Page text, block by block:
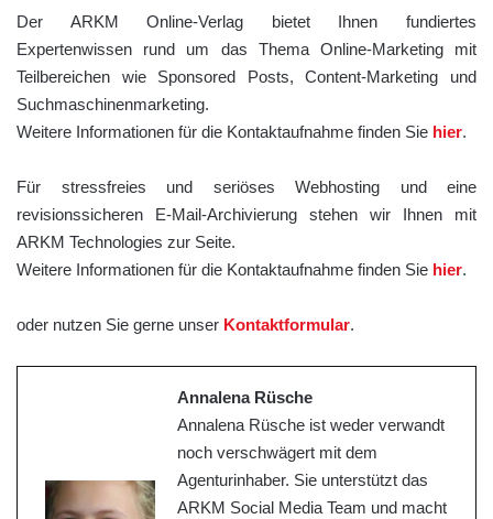
Der ARKM Online-Verlag bietet Ihnen fundiertes
Expertenwissen rund um das Thema Online-Marketing mit
Teilbereichen wie Sponsored Posts, Content-Marketing und
Suchmaschinenmarketing.
Weitere Informationen für die Kontaktaufnahme finden Sie hier.
Für stressfreies und seriöses Webhosting und eine
revisionssicheren E-Mail-Archivierung stehen wir Ihnen mit
ARKM Technologies zur Seite.
Weitere Informationen für die Kontaktaufnahme finden Sie hier.
oder nutzen Sie gerne unser Kontaktformular.
Annalena Rüsche
Annalena Rüsche ist weder verwandt
noch verschwägert mit dem
Agenturinhaber. Sie unterstützt das
ARKM Social Media Team und macht